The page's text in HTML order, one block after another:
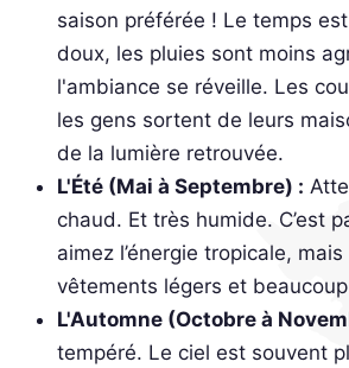
saison préférée ! Le temps
doux, les pluies sont moins
l'ambiance se réveille. Les
les gens sortent de leurs
de la lumière retrouvée.
L'Été (Mai à Septembre) :
chaud. Et très humide. C’est
aimez l’énergie tropicale,
vêtements légers et
L'Automne (Octobre à
tempéré. Le ciel est souvent